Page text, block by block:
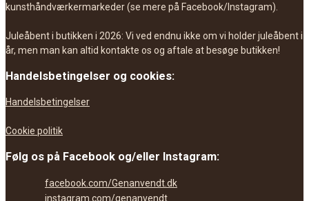
kunsthåndværkermarkeder (se mere på Facebook/Instagram).
Juleåbent i butikken i 2026: Vi ved endnu ikke om vi holder juleåbent i
år, men man kan altid kontakte os og aftale at besøge butikken!
Handelsbetingelser og cookies:
Handelsbetingelser
Cookie politik
Følg os på Facebook og/eller Instagram:
facebook.com/Genanvendt.dk
instagram.com/genanvendt